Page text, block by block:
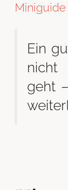
Miniguide
Ein
nicht
geht